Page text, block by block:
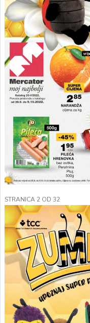
STRANICA 2 OD 32